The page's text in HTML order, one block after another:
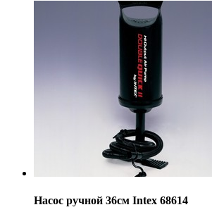
Насос ручной 36см Intex 68614